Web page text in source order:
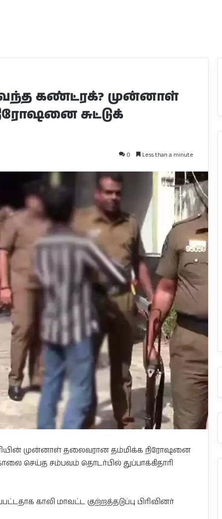
வந்த கண்ட்ரக்? முன்னாள்
சுட்டுக்
0 Less than a minute
முன்னாள் தலைவரான தம்மிக்க நிரோஷனை
செய்த சம்பவம் தொடர்பில் துப்பாக்கிதாரி
காலி மாவட்ட குற்றத்தடுப்பு பிரிவினர்